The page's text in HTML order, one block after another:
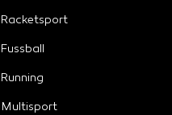
Racketsport
Fussball
Running
Multisport